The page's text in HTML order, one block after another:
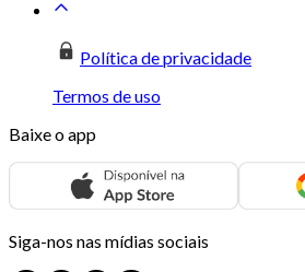
Política de privacidade
Termos de uso
Baixe o app
Siga-nos nas mídias sociais